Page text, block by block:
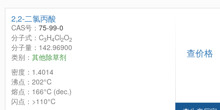
2,2-二氯丙酸
CAS号： 75-99-0
分子式：C3H4Cl2O2
分子量：142.96900
类别： 其他除草剂
密度：1.4014
沸点：202°C
熔点：166°C (dec.)
闪点：>110°C
查价格